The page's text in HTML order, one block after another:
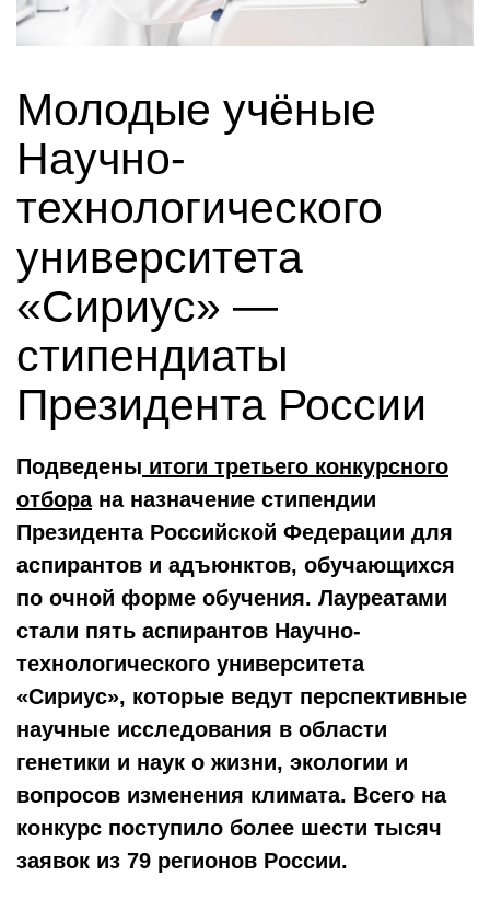
Молодые учёные
Научно-
технологического
университета
«Сириус» —
стипендиаты
Президента России
Подведены итоги третьего конкурсного
отборана назначение стипендии
Президента Российской Федерации для
аспирантов и адъюнктов, обучающихся
по очной форме обучения. Лауреатами
стали пять аспирантов Научно-
технологического университета
«Сириус», которые ведут перспективные
научные исследования в области
генетики и наук о жизни, экологии и
вопросов изменения климата. Всего на
конкурс поступило более шести тысяч
заявок из 79 регионов России.